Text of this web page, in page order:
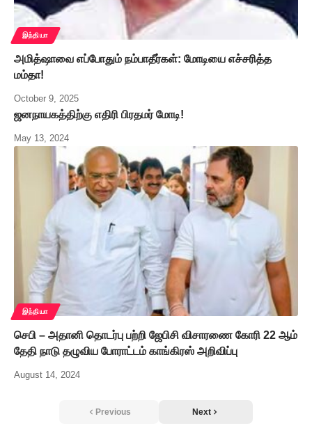
இந்தியா
அமித்ஷாவை எப்போதும் நம்பாதீர்கள்: மோடியை எச்சரித்த
மம்தா!
October 9, 2025
ஜனநாயகத்திற்கு எதிரி பிரதமர் மோடி!
May 13, 2024
இந்தியா
செபி – அதானி தொடர்பு பற்றி ஜேபிசி விசாரணை கோரி 22 ஆம்
தேதி நாடு தழுவிய போராட்டம் காங்கிரஸ் அறிவிப்பு
August 14, 2024
Previous Next